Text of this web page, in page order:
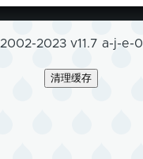
2002-2023 v11.7 a-j-e-0